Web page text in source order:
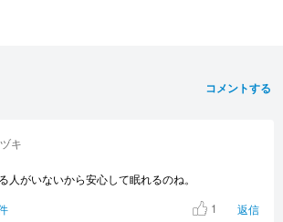
コメントする
キ
人がいないから安心して眠れるのね。
1 返信